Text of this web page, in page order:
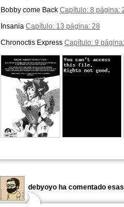
Bobby come Back Capítulo: 8 página:
Insania Capítulo: 13 página: 28
Chronoctis Express Capítulo: 9
debyoyo ha comentado